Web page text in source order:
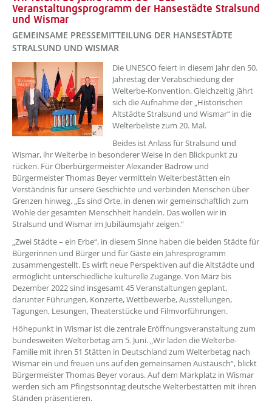
Veranstaltungsprogramm der Hansestädte Stralsund
und Wismar
GEMEINSAME PRESSEMITTEILUNG DER HANSESTÄDTE
STRALSUND UND WISMAR
??? absaetzeOben[1]/titel ???
Die UNESCO feiert in diesem Jahr den 50.
Jahrestag der Verabschiedung der
Welterbe-Konvention. Gleichzeitig jährt
sich die Aufnahme der „Historischen
Altstädte Stralsund und Wismar“ in die
Welterbeliste zum 20. Mal.
Beides ist Anlass für Stralsund und
Wismar, ihr Welterbe in besonderer Weise in den Blickpunkt zu
rücken. Für Oberbürgermeister Alexander Badrow und
Bürgermeister Thomas Beyer vermitteln Welterbestätten ein
Verständnis für unsere Geschichte und verbinden Menschen über
Grenzen hinweg. „Es sind Orte, in denen wir gemeinschaftlich zum
Wohle der gesamten Menschheit handeln. Das wollen wir in
Stralsund und Wismar im Jubiläumsjahr zeigen.“
„Zwei Städte – ein Erbe“, in diesem Sinne haben die beiden Städte für
Bürgerinnen und Bürger und für Gäste ein Jahresprogramm
zusammengestellt. Es wirft neue Perspektiven auf die Altstädte und
ermöglicht unterschiedliche kulturelle Zugänge. Von März bis
Dezember 2022 sind insgesamt 45 Veranstaltungen geplant,
darunter Führungen, Konzerte, Wettbewerbe, Ausstellungen,
Tagungen, Lesungen, Theaterstücke und Filmvorführungen.
Höhepunkt in Wismar ist die zentrale Eröffnungsveranstaltung zum
bundesweiten Welterbetag am 5. Juni. „Wir laden die Welterbe-
Familie mit ihren 51 Stätten in Deutschland zum Welterbetag nach
Wismar ein und freuen uns auf den gemeinsamen Austausch“, blickt
Bürgermeister Thomas Beyer voraus. Auf dem Markplatz in Wismar
werden sich am Pfingstsonntag deutsche Welterbestätten mit ihren
Ständen präsentieren.